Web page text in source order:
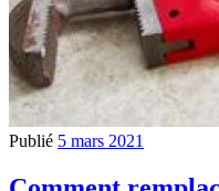
Publié 5 mars 2021